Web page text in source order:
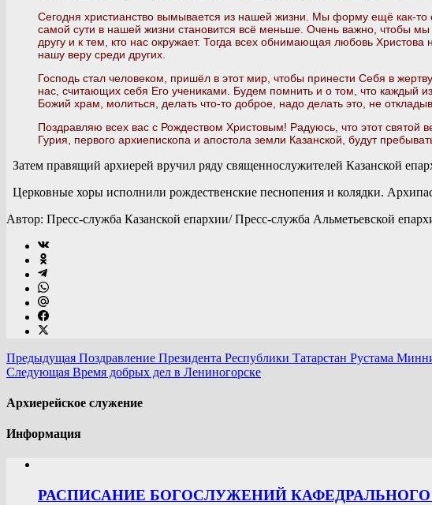
Сегодня христианство вымывается из нашей жизни. Мы форму ещё как-
самой сути в нашей жизни становится всё меньше. Очень важно, чтобы
другу и к тем, кто нас окружает. Тогда всех обнимающая любовь
нашу веру среди других.
Господь стал человеком, пришёл в этот мир, чтобы принести Себя в
нас, считающих себя Его учениками. Будем помнить и о том, что каждый
Божий храм, молиться, делать что-то доброе, надо делать это, не
Поздравляю всех вас с Рождеством Христовым! Радуюсь, что этот
Гурия, первого архиепископа и апостола земли Казанской, будут
Затем правящий архиерей вручил ряду священнослужителей Казанской
Церковные хоры исполнили рождественские песнопения и колядки.
Автор: Пресс-служба Казанской епархии/ Пресс-служба Альметьевской
Предыдущая Поздравление Президента Республики Татарстан Рустама
Следующая Время добрых дел в Лениногорске
Архиерейское служение
Информация
РАСПИСАНИЕ БОГОСЛУЖЕНИЙ КАФЕДРАЛЬНОГО